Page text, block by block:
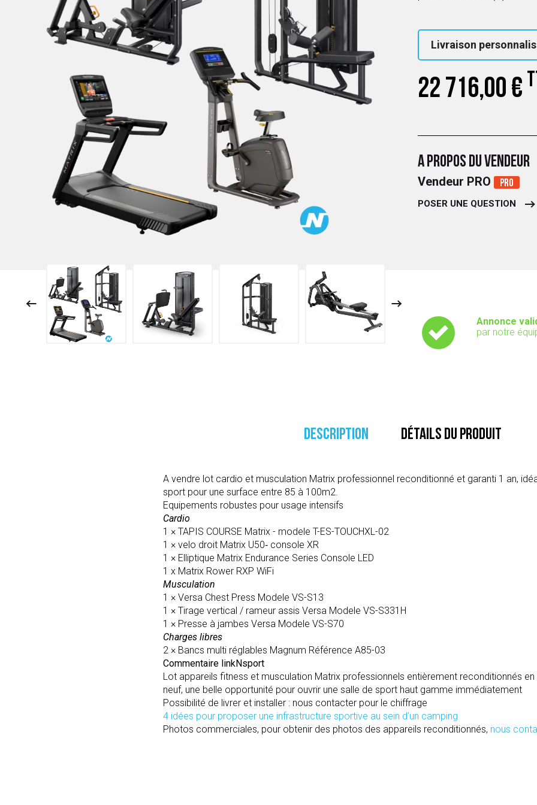
Livraison
22 716,00 €
A PROPOS DU VENDEUR
Vendeur PRO Pro
POSER UNE QUESTION
Annonce
par notre
DESCRIPTION DÉTAILS DU PRODUIT
A vendre lot cardio et musculation Matrix professionnel reconditionné et garanti 1 an,
sport pour une surface entre 85 à 100m2.
Equipements robustes pour usage intensifs
Cardio
1 × TAPIS COURSE Matrix - modele T-ES-TOUCHXL-02
1 × velo droit Matrix U50‑ console XR
1 × Elliptique Matrix Endurance Series Console LED
1 x Matrix Rower RXP WiFi
Musculation
1 × Versa Chest Press Modele VS-S13
1 × Tirage vertical / rameur assis Versa Modele VS-S331H
1 × Presse à jambes Versa Modele VS-S70
Charges libres
2 × Bancs multi réglables Magnum Référence A85-03
Commentaire linkNsport
Lot appareils fitness et musculation Matrix professionnels entièrement reconditionnés en
neuf, une belle opportunité pour ouvrir une salle de sport haut gamme immédiatement
Possibilité de livrer et installer : nous contacter pour le chiffrage
4 idées pour proposer une infrastructure sportive au sein d’un camping
Photos commerciales, pour obtenir des photos des appareils reconditionnés, nous